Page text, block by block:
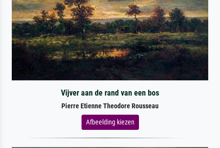
Vijver aan de rand van een bos
Pierre Etienne Theodore Rousseau
Afbeelding kiezen